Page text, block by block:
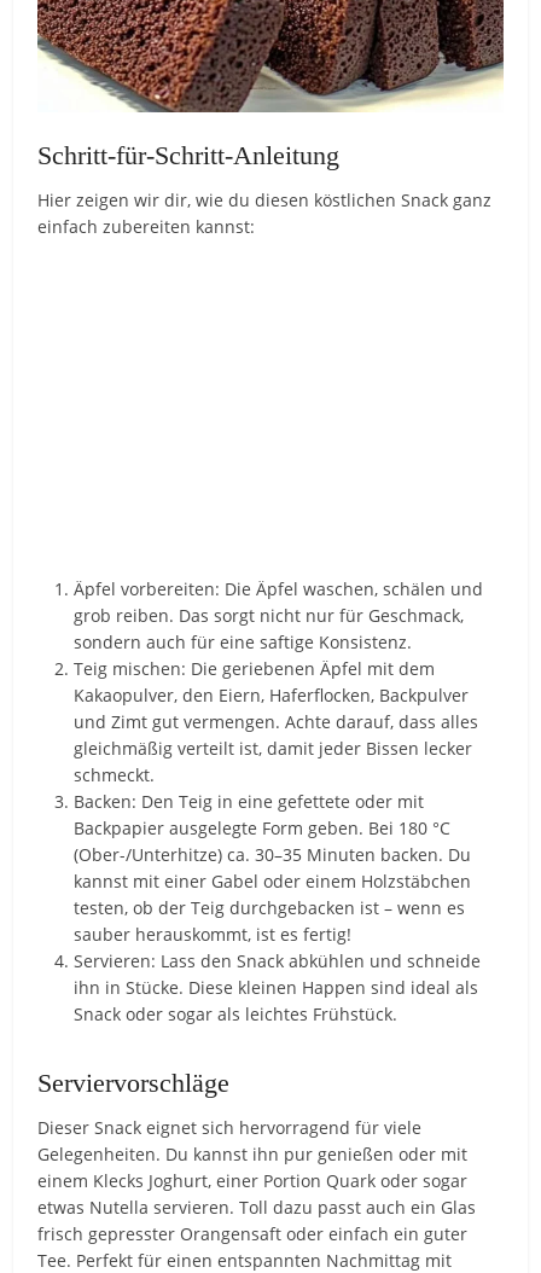
Schritt-für-Schritt-Anleitung
Hier zeigen wir dir, wie du diesen köstlichen Snack ganz
einfach zubereiten kannst:
Äpfel vorbereiten: Die Äpfel waschen, schälen und
grob reiben. Das sorgt nicht nur für Geschmack,
sondern auch für eine saftige Konsistenz.
Teig mischen: Die geriebenen Äpfel mit dem
Kakaopulver, den Eiern, Haferflocken, Backpulver
und Zimt gut vermengen. Achte darauf, dass alles
gleichmäßig verteilt ist, damit jeder Bissen lecker
schmeckt.
Backen: Den Teig in eine gefettete oder mit
Backpapier ausgelegte Form geben. Bei 180 °C
(Ober-/Unterhitze) ca. 30–35 Minuten backen. Du
kannst mit einer Gabel oder einem Holzstäbchen
testen, ob der Teig durchgebacken ist – wenn es
sauber herauskommt, ist es fertig!
Servieren: Lass den Snack abkühlen und schneide
ihn in Stücke. Diese kleinen Happen sind ideal als
Snack oder sogar als leichtes Frühstück.
Serviervorschläge
Dieser Snack eignet sich hervorragend für viele
Gelegenheiten. Du kannst ihn pur genießen oder mit
einem Klecks Joghurt, einer Portion Quark oder sogar
etwas Nutella servieren. Toll dazu passt auch ein Glas
frisch gepresster Orangensaft oder einfach ein guter
Tee. Perfekt für einen entspannten Nachmittag mit